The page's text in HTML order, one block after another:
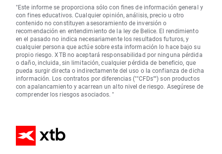
"Este informe se proporciona sólo con fines de información general y
con fines educativos. Cualquier opinión, análisis, precio u otro
contenido no constituyen asesoramiento de inversión o
recomendación en entendimiento de la ley de Belice. El rendimiento
en el pasado no indica necesariamente los resultados futuros, y
cualquier persona que actúe sobre esta información lo hace bajo su
propio riesgo. XTB no aceptará responsabilidad por ninguna pérdida
o daño, incluida, sin limitación, cualquier pérdida de beneficio, que
pueda surgir directa o indirectamente del uso o la confianza de dicha
información. Los contratos por diferencias (""CFDs"") son productos
con apalancamiento y acarrean un alto nivel de riesgo. Asegúrese de
comprender los riesgos asociados. "